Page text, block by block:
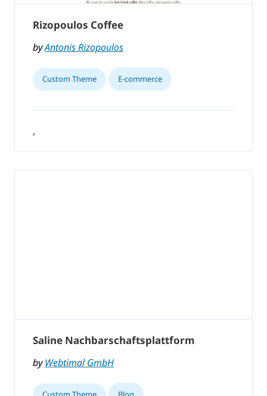
Rizopoulos Coffee
byAntonis Rizopoulos
Custom Theme E-commerce
,
Saline Nachbarschaftsplattform
byWebtimal GmbH